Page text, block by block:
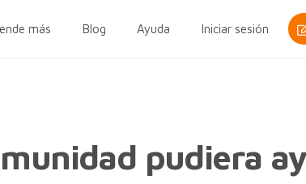
más Blog Ayuda Iniciar sesión
pudiera